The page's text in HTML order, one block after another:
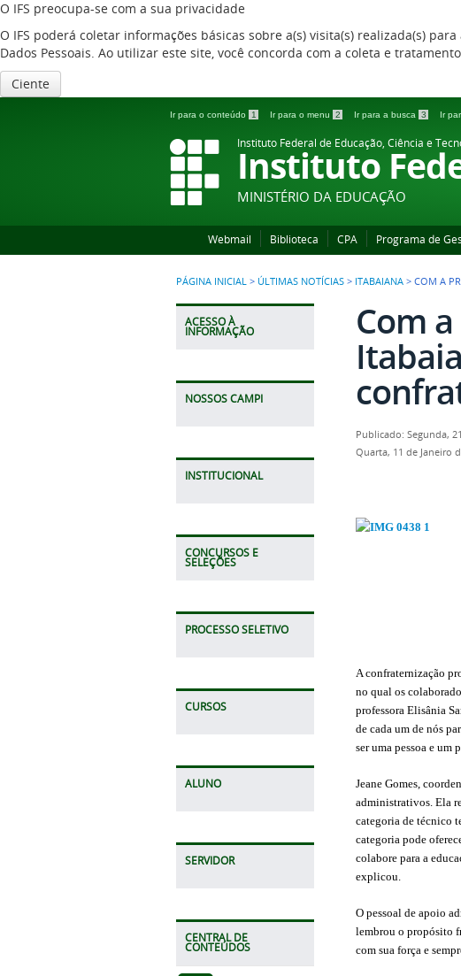
O IFS preocupa-se com a sua privacidade
O IFS poderá coletar informações básicas sobre a(s) visita(s) realizada(s)
Dados Pessoais. Ao utilizar este site, você concorda com a coleta e
Ciente
Ir para o conteúdo 1 Ir para o menu 2 Ir para a busca 3 Ir
Instituto Federal de Educação, Ciência e
Instituto
MINISTÉRIO DA EDUCAÇÃO
Webmail Biblioteca CPA Programa de
PÁGINA INICIAL > ÚLTIMAS NOTÍCIAS > ITABAIANA > COM A
ACESSO À
INFORMAÇÃO
NOSSOS CAMPI
INSTITUCIONAL
CONCURSOS E
SELEÇÕES
PROCESSO SELETIVO
CURSOS
ALUNO
SERVIDOR
CENTRAL DE
CONTEÚDOS
Com
Publicado: Segunda,
Quarta, 11 de Janeiro
A confraternização
no qual os
professora Elisânia
de cada um de nós
ser uma pessoa e um
Jeane Gomes,
administrativos. Ela
categoria de técnico
categoria pode
colabore para a
explicou.
O pessoal de apoio
lembrou o propósito
com sua força e